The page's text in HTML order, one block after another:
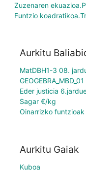
Zuzenaren
Funtzio
Aurkitu
MatDBH1-3 08.
GEOGEBRA_MBD_01
Eder justicia
Sagar €/kg
Oinarrizko
Aurkitu Gaiak
Kuboa